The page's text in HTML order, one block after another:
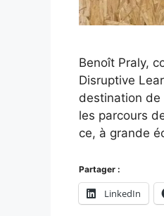
Benoît Praly,
Disruptive
destination de
les parcours
ce, à grande
Partager :
LinkedIn